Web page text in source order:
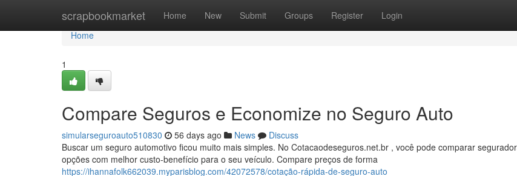
scrapbookmarket Home New Submit Groups Register Login
Home
Home
1
Compare Seguros e Economize no Seguro Auto
simularseguroauto510830 56 days ago News
Discuss
Buscar um seguro automotivo ficou muito mais simples. No Cotacaodeseguros.net.br , você pode comparar
opções com melhor custo-benefício para o seu veículo. Compare preços de forma
https://ihannafolk662039.myparisblog.com/42072578/cotação-rápida-de-seguro-auto